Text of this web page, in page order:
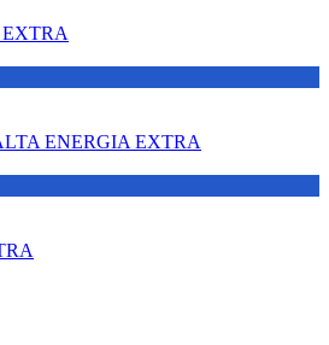
ENERGIA EXTRA